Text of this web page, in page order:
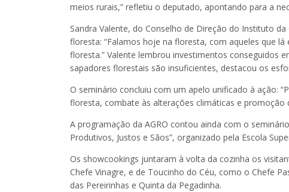
meios rurais,” refletiu o deputado, apontando para a
Sandra Valente, do Conselho de Direção do Instituto
floresta: “Falamos hoje na floresta, com aqueles que
floresta.” Valente lembrou investimentos conseguidos
sapadores florestais são insuficientes, destacou os
O seminário concluiu com um apelo unificado à ação:
floresta, combate às alterações climáticas e
A programação da AGRO contou ainda com o
Produtivos, Justos e Sãos”, organizado pela Escola
Os showcookings juntaram à volta da cozinha os
Chefe Vinagre, e de Toucinho do Céu, como o Chefe
das Pereirinhas e Quinta da Pegadinha.